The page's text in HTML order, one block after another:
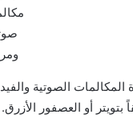
المكالمات الصوتية
بتويتر أو العصفور الأزرق.